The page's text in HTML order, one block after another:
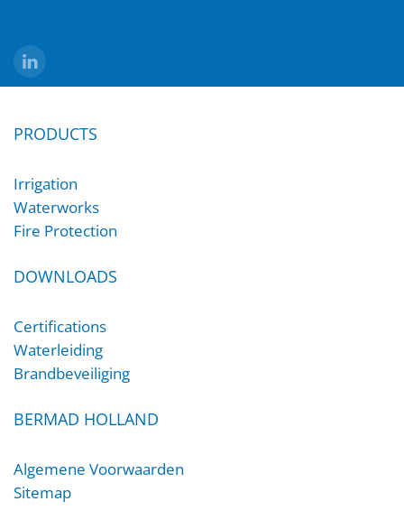
PRODUCTS
Irrigation
Waterworks
Fire Protection
DOWNLOADS
Certifications
Waterleiding
Brandbeveiliging
BERMAD HOLLAND
Algemene Voorwaarden
Sitemap